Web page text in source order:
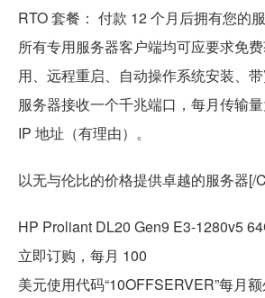
RTO 套餐： 付款 12 个月后拥有您的服
所有专用服务器客户端均可应要求免
用、远程重启、自动操作系统安装、带
服务器接收一个千兆端口，每月传输
IP 地址（有理由）。
以无与伦比的价格提供卓越的服务器[/
HP Proliant DL20 Gen9 E3-1280v5
立即订购，每月 100
美元使用代码“10OFFSERVER”每月